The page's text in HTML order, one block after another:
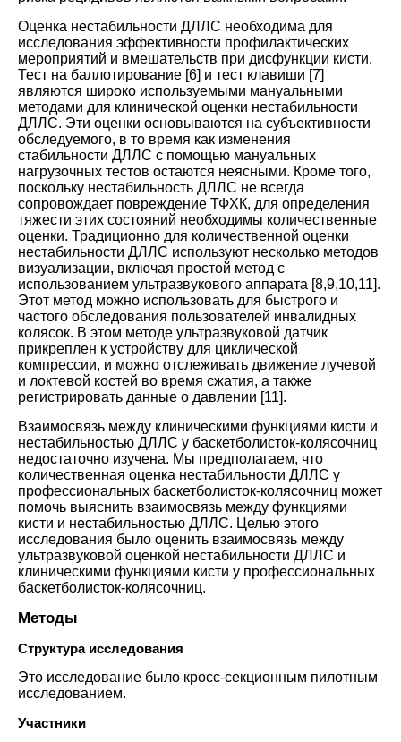
Оценка нестабильности ДЛЛС необходима для
исследования эффективности профилактических
мероприятий и вмешательств при дисфункции кисти.
Тест на баллотирование [6] и тест клавиши [7]
являются широко используемыми мануальными
методами для клинической оценки нестабильности
ДЛЛС. Эти оценки основываются на субъективности
обследуемого, в то время как изменения
стабильности ДЛЛС с помощью мануальных
нагрузочных тестов остаются неясными. Кроме того,
поскольку нестабильность ДЛЛС не всегда
сопровождает повреждение ТФХК, для определения
тяжести этих состояний необходимы количественные
оценки. Традиционно для количественной оценки
нестабильности ДЛЛС используют несколько методов
визуализации, включая простой метод с
использованием ультразвукового аппарата [8,9,10,11].
Этот метод можно использовать для быстрого и
частого обследования пользователей инвалидных
колясок. В этом методе ультразвуковой датчик
прикреплен к устройству для циклической
компрессии, и можно отслеживать движение лучевой
и локтевой костей во время сжатия, а также
регистрировать данные о давлении [11].
Взаимосвязь между клиническими функциями кисти и
нестабильностью ДЛЛС у баскетболисток-колясочниц
недостаточно изучена. Мы предполагаем, что
количественная оценка нестабильности ДЛЛС у
профессиональных баскетболисток-колясочниц может
помочь выяснить взаимосвязь между функциями
кисти и нестабильностью ДЛЛС. Целью этого
исследования было оценить взаимосвязь между
ультразвуковой оценкой нестабильности ДЛЛС и
клиническими функциями кисти у профессиональных
баскетболисток-колясочниц.
Методы
Структура исследования
Это исследование было кросс-секционным пилотным
исследованием.
Участники